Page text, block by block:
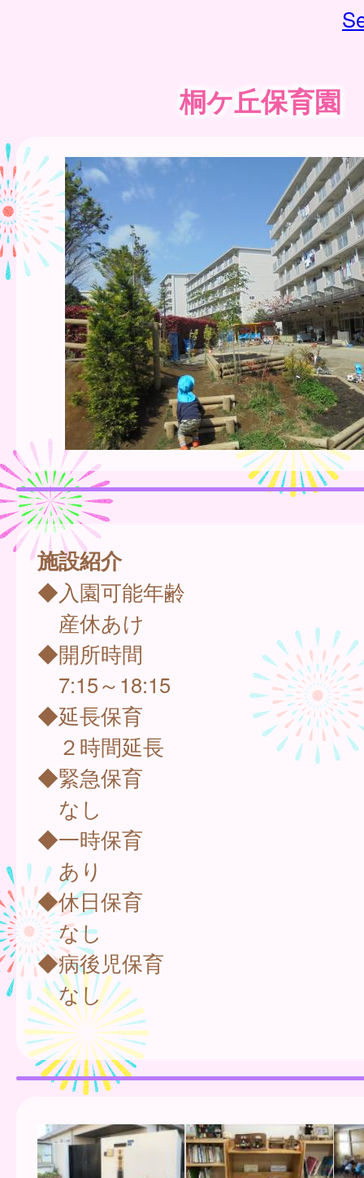
桐ケ丘保育園
施設紹介
◆入園可能年齢
産休あけ
◆開所時間
7:15～18:15
◆延長保育
２時間延長
◆緊急保育
なし
◆一時保育
あり
◆休日保育
なし
◆病後児保育
なし